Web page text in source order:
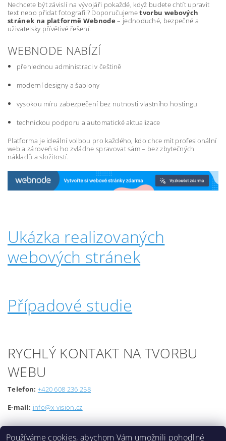
Nechcete být závislí na vývojáři pokaždé, když budete chtít upravit
text nebo přidat fotografii? Doporučujemetvorbu webových
stránek na platformě Webnode – jednoduché, bezpečné a
uživatelsky přívětivé řešení.
WEBNODE NABÍZÍ
přehlednou administraci v češtině
moderní designy a šablony
vysokou míru zabezpečení bez nutnosti vlastního hostingu
technickou podporu a automatické aktualizace
Platforma je ideální volbou pro každého, kdo chce mít profesionální
web a zároveň si ho zvládne spravovat sám – bez zbytečných
nákladů a složitostí.
Ukázka realizovaných
webových stránek
Případové studie
RYCHLÝ KONTAKT NA TVORBU
WEBU
Telefon: +420 608 236 258
E-mail: info@x-vision.cz
Používáme cookies, abychom Vám umožnili pohodlné